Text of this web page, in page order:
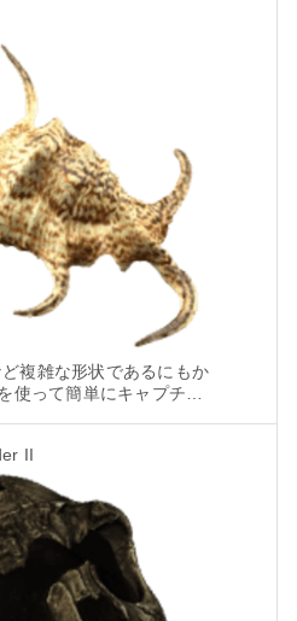
複雑な形状であるにもか
使って簡単にキャプチャ
II